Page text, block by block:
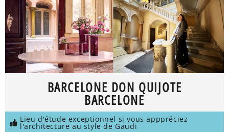
BARCELONE DON QUIJOTE
BARCELONE
Lieu d'étude exceptionnel si vous apppréciez
l'architecture au style de Gaudi